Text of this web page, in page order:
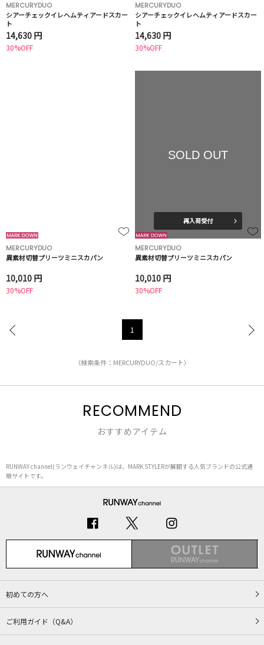
MERCURYDUO
シアーチェックイレヘムティアードスカー
ト
14,630 円
30%OFF
MERCURYDUO
シアーチェックイレヘムティアードスカー
ト
14,630 円
30%OFF
MERCURYDUO
異素材切替プリーツミニスカパン
10,010 円
30%OFF
SOLD OUT
再入荷受付
MERCURYDUO
異素材切替プリーツミニスカパン
10,010 円
30%OFF
1
（検索条件：MERCURYDUO/スカート）
RECOMMEND
おすすめアイテム
RUNWAY channel(ランウェイチャンネル)は、MARK STYLERが展開する人気ブランドの公式通
販サイトです。
初めての方へ
ご利用ガイド（Q&A）